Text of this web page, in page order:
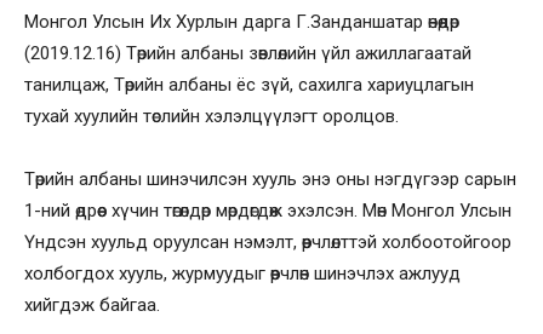
Монгол Улсын Их Хурлын дарга Г.Занданшатар өнөөдөр
(2019.12.16) Төрийн албаны зөвлөлийн үйл ажиллагаатай
танилцаж, Төрийн албаны ёс зүй, сахилга хариуцлагын
тухай хуулийн төслийн хэлэлцүүлэгт оролцов.
Төрийн албаны шинэчилсэн хууль энэ оны нэгдүгээр сарын
1-ний өдрөөс хүчин төгөлдөр мөрдөгдөж эхэлсэн. Мөн Монгол Улсын
Үндсэн хуульд оруулсан нэмэлт, өөрчлөлттэй холбоотойгоор
холбогдох хууль, журмуудыг өөрчлөн шинэчлэх ажлууд
хийгдэж байгаа.